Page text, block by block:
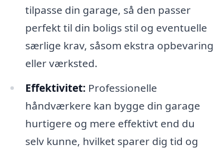
tilpasse din garage, så den passer
perfekt til din boligs stil og eventuelle
særlige krav, såsom ekstra opbevaring
eller værksted.
Effektivitet: Professionelle
håndværkere kan bygge din garage
hurtigere og mere effektivt end du
selv kunne, hvilket sparer dig tid og